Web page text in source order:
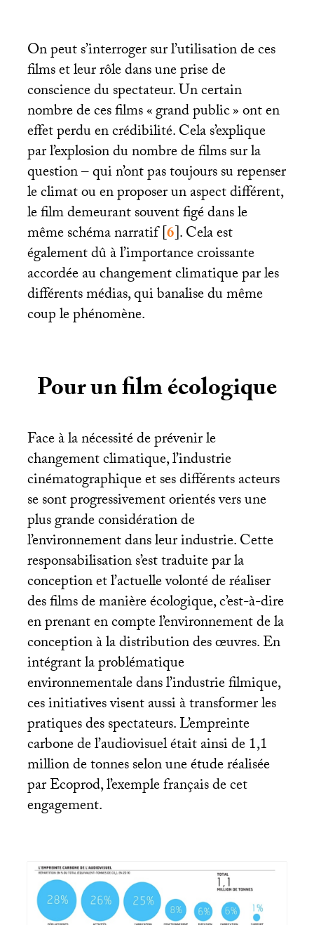
On peut s’interroger sur l’utilisation de ces
films et leur rôle dans une prise de
conscience du spectateur. Un certain
nombre de ces films «grand public» ont en
effet perdu en crédibilité. Cela s’explique
par l’explosion du nombre de films sur la
question – qui n’ont pas toujours su repenser
le climat ou en proposer un aspect différent,
le film demeurant souvent figé dans le
même schéma narratif[6]. Cela est
également dû à l’importance croissante
accordée au changement climatique par les
différents médias, qui banalise du même
coup le phénomène.
Pour un film écologique
Face à la nécessité de prévenir le
changement climatique, l’industrie
cinématographique et ses différents acteurs
se sont progressivement orientés vers une
plus grande considération de
l’environnement dans leur industrie. Cette
responsabilisation s’est traduite par la
conception et l’actuelle volonté de réaliser
des films de manière écologique, c’est-à-dire
en prenant en compte l’environnement de la
conception à la distribution des œuvres. En
intégrant la problématique
environnementale dans l’industrie filmique,
ces initiatives visent aussi à transformer les
pratiques des spectateurs. L’empreinte
carbone de l’audiovisuel était ainsi de 1,1
million de tonnes selon une étude réalisée
par Ecoprod, l’exemple français de cet
engagement.